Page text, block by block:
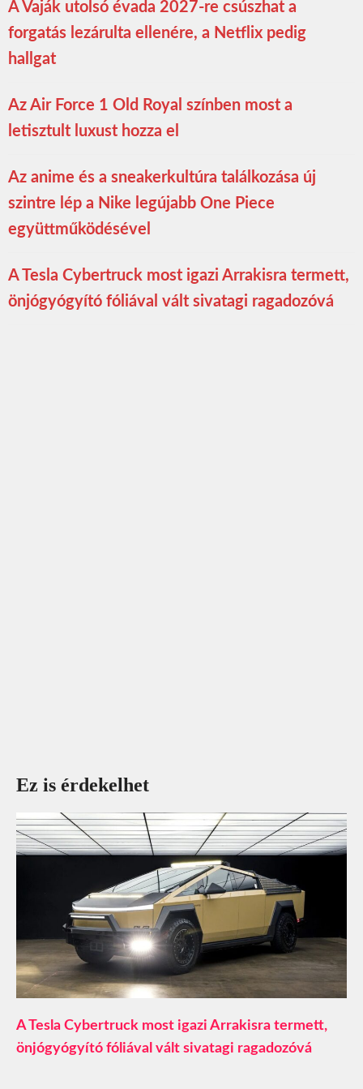
A Vaják utolsó évada 2027-re csúszhat a
forgatás lezárulta ellenére, a Netflix pedig
hallgat
Az Air Force 1 Old Royal színben most a
letisztult luxust hozza el
Az anime és a sneakerkultúra találkozása új
szintre lép a Nike legújabb One Piece
együttműködésével
A Tesla Cybertruck most igazi Arrakisra termett,
önjógyógyító fóliával vált sivatagi ragadozóvá
Ez is érdekelhet
A Tesla Cybertruck most igazi Arrakisra termett,
önjógyógyító fóliával vált sivatagi ragadozóvá